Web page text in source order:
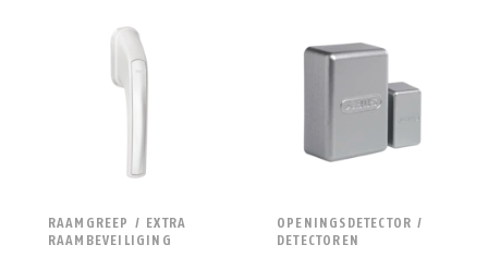
RAAMGREEP / EXTRA
RAAMBEVEILIGING
OPENINGSDETECTOR /
DETECTOREN